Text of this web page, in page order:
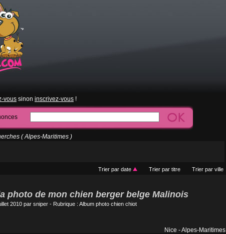
vous sinon inscrivez-vous !
( Alpes-Maritimes )
Trier par date Trier par titre Trier par ville
photo de mon chien berger belge Malinois
2010 par sniper - Rubrique : Album photo chien chiot
Nice - Alpes-Maritimes